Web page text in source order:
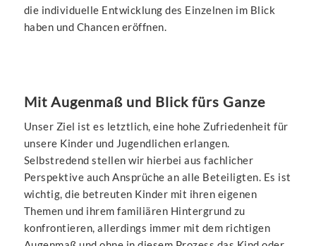
die individuelle Entwicklung des Einzelnen im Blick
haben und Chancen eröffnen.
Mit Augenmaß und Blick fürs Ganze
Unser Ziel ist es letztlich, eine hohe Zufriedenheit für
unsere Kinder und Jugendlichen erlangen.
Selbstredend stellen wir hierbei aus fachlicher
Perspektive auch Ansprüche an alle Beteiligten. Es ist
wichtig, die betreuten Kinder mit ihren eigenen
Themen und ihrem familiären Hintergrund zu
konfrontieren, allerdings immer mit dem richtigen